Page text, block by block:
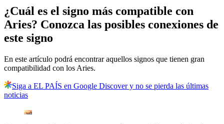
¿Cuál es el signo más compatible con
Aries? Conozca las posibles conexiones de
este signo
En este artículo podrá encontrar aquellos signos que tienen gran
compatibilidad con los Aries.
Siga a EL PAÍS en Google Discover y no se pierda las últimas
noticias